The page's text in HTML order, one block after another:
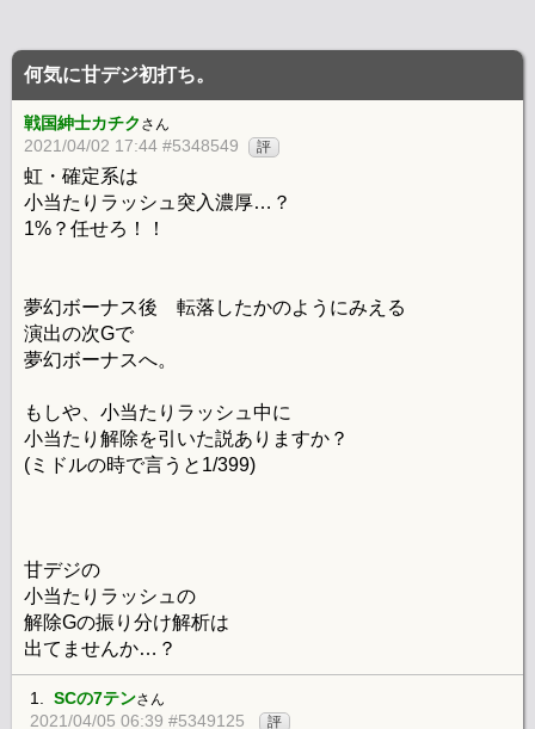
何気に甘デジ初打ち。
戦国紳士カチク さん
2021/04/02 17:44 #5348549 評
虹・確定系は
小当たりラッシュ突入濃厚…？
1%？任せろ！！
夢幻ボーナス後 転落したかのようにみえる
演出の次Gで
夢幻ボーナスへ。
もしや、小当たりラッシュ中に
小当たり解除を引いた説ありますか？
(ミドルの時で言うと1/399)
甘デジの
小当たりラッシュの
解除Gの振り分け解析は
出てませんか…？
1. SCの7テンさん
2021/04/05 06:39 #5349125 評